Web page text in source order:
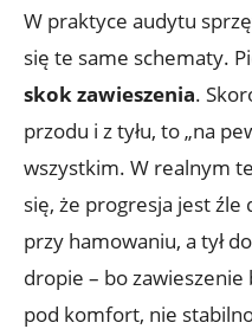
W praktyce audytu
się te same schematy.
skok zawieszenia.
przodu i z tyłu, to „na
wszystkim. W realnym
się, że progresja jest
przy hamowaniu, a tył
dropie – bo
pod komfort, nie